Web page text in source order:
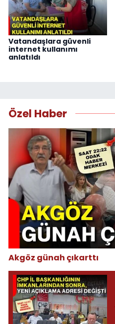
Vatandaşlara güvenli
internet kullanımı
anlatıldı
Özel Haber
Akgöz günah çıkarttı